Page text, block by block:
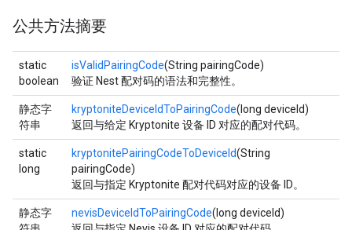
公共方法摘要
static
boolean
isValidPairingCode(String pairingCode)
验证 Nest 配对码的语法和完整性。
静态字
符串
kryptoniteDeviceIdToPairingCode(long deviceId)
返回与给定 Kryptonite 设备 ID 对应的配对代码。
static
long
kryptonitePairingCodeToDeviceId(String
pairingCode)
返回与指定 Kryptonite 配对代码对应的设备 ID。
静态字
nevisDeviceIdToPairingCode(long deviceId)